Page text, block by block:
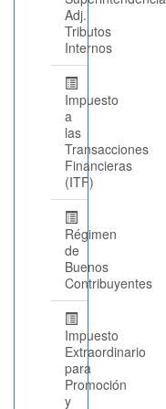
Adj.
Tributos
Internos
Impuesto
a
las
Transacciones
Financieras
(ITF)
Régimen
de
Buenos
Contribuyentes
Impuesto
Extraordinario
para
Promoción
y